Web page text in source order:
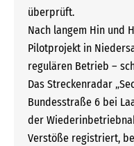
überprüft.
Nach langem Hin und
Pilotprojekt in
regulären Betrieb –
Das Streckenradar
Bundesstraße 6 bei
der
Verstöße registriert,